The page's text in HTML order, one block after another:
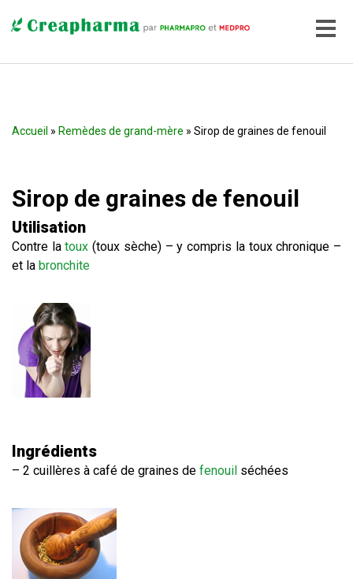
Accueil » Remèdes de grand-mère » Sirop de graines de fenouil
Sirop de graines de fenouil
Utilisation
Contre latoux (toux sèche) – y compris la toux chronique –
et la bronchite
Ingrédients
– 2 cuillères à café de graines de fenouil séchées